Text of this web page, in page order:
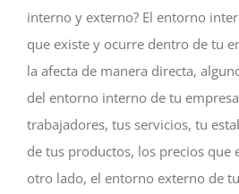
interno y externo? El entorno
que existe y ocurre dentro de tu
la afecta de manera directa,
del entorno interno de tu
trabajadores, tus servicios, tu
de tus productos, los precios que
otro lado, el entorno externo de